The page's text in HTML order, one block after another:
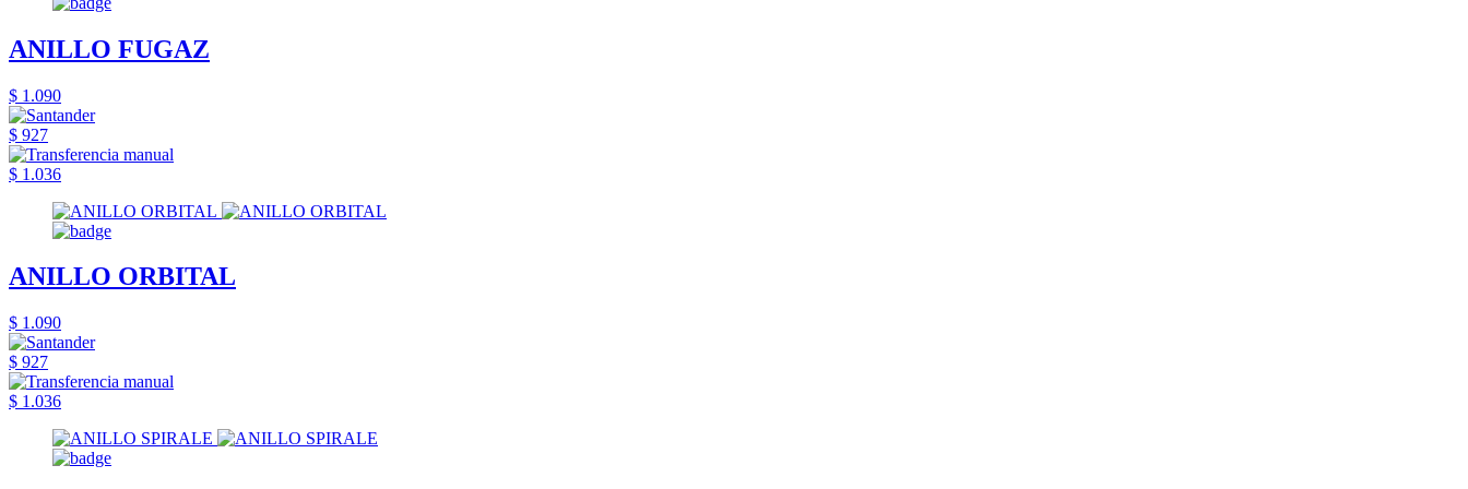
ANILLO FUGAZ
$ 1.090
$ 927
$ 1.036
ANILLO ORBITAL
$ 1.090
$ 927
$ 1.036